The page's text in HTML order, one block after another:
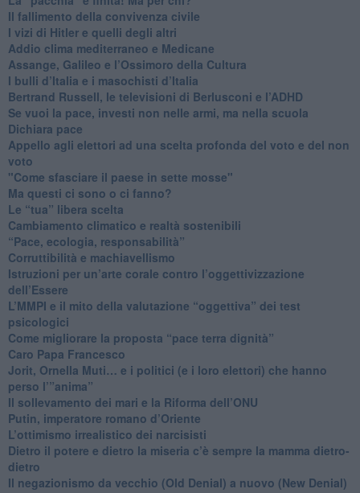
​Il fallimento della convivenza civile
​I vizi di Hitler e quelli degli altri
Addio clima mediterraneo e Medicane
​Assange, Galileo e l’Ossimoro della Cultura
​I bulli d’Italia e i masochisti d’Italia
​Bertrand Russell, le televisioni di Berlusconi e l’ADHD
​Se vuoi la pace, investi non nelle armi, ma nella scuola
​Dichiara pace
​Appello agli elettori ad una scelta profonda del voto e del non
voto
"Come sfasciare il paese in sette mosse"
​Ma questi ci sono o ci fanno?
​Le “tua” libera scelta
Cambiamento climatico e realtà sostenibili
“Pace, ecologia, responsabilità”
​Corruttibilità e machiavellismo
Istruzioni per un’arte corale contro l’oggettivizzazione
dell’Essere
​L’MMPI e il mito della valutazione “oggettiva” dei test
psicologici
Come migliorare la proposta “pace terra dignità”
Caro Papa Francesco
​Jorit, Ornella Muti… e i politici (e i loro elettori) che hanno
perso l’”anima”
​Il sollevamento dei mari e la Riforma dell’ONU
Putin, imperatore romano d’Oriente
​L’ottimismo irrealistico dei narcisisti
​Dietro il potere e dietro la miseria c’è sempre la mamma dietro-
dietro
Il negazionismo da vecchio (Old Denial) a nuovo (New Denial)